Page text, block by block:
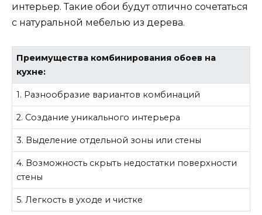
интерьер. Такие обои будут отлично сочетаться
с натуральной мебелью из дерева.
Преимущества комбинирования обоев на
кухне:
1. Разнообразие вариантов комбинаций
2. Создание уникального интерьера
3. Выделение отдельной зоны или стены
4. Возможность скрыть недостатки поверхности
стены
5. Легкость в уходе и чистке